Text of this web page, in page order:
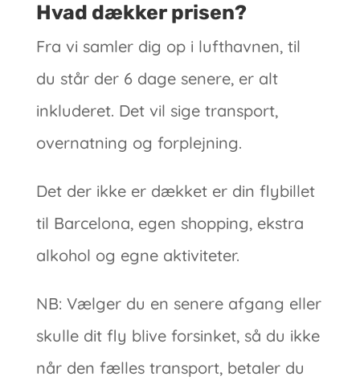
Hvad dækker prisen?
Fra vi samler dig op i lufthavnen, til
du står der 6 dage senere, er alt
inkluderet. Det vil sige transport,
overnatning og forplejning.
Det der ikke er dækket er din flybillet
til Barcelona, egen shopping, ekstra
alkohol og egne aktiviteter.
NB: Vælger du en senere afgang eller
skulle dit fly blive forsinket, så du ikke
når den fælles transport, betaler du